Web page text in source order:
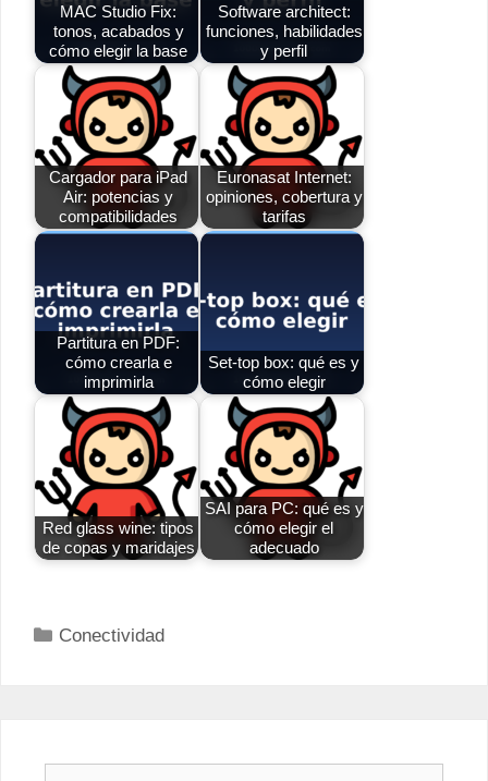
MAC Studio Fix:
tonos, acabados y
cómo elegir la base
Software architect:
funciones, habilidades
y perfil
Cargador para iPad
Air: potencias y
compatibilidades
Euronasat Internet:
opiniones, cobertura y
tarifas
Partitura en PDF:
cómo crearla e
imprimirla
Set-top box: qué es y
cómo elegir
Red glass wine: tipos
de copas y maridajes
SAI para PC: qué es y
cómo elegir el
adecuado
Categorías
Conectividad